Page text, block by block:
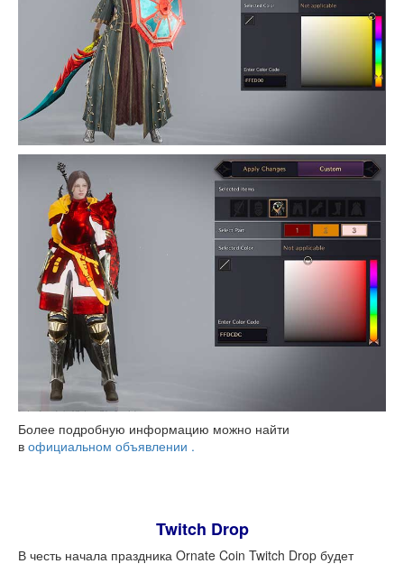
Более подробную информацию можно найти
в официальном объявлении .
Twitch Drop
В честь начала праздника Ornate Coin Twitch Drop будет